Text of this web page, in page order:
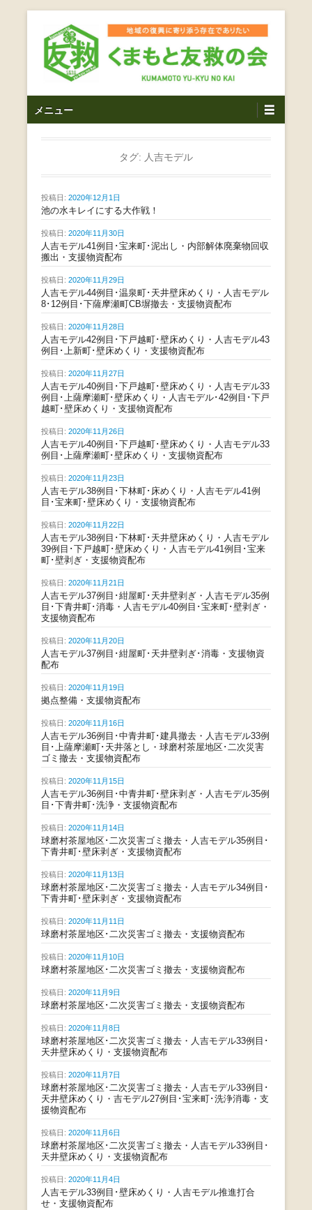
ス
くまもと友救の会｜地域
の復興に寄り添う存在で
ありたい｜熊本県上益城
ィア
し代表松岡亮太を中心に、熊本地震発生直後から被災者の
復興・生活再建を目的に活動しているボランティア団体で
イ
メニュー
タグ: 人吉モデル
投稿日: 2020年12月1日
池の水キレイにする大作戦！
投稿日: 2020年11月30日
人吉モデル41例目･宝来町･泥出し・内部解体廃棄物回収
搬出・支援物資配布
投稿日: 2020年11月29日
人吉モデル44例目･温泉町･天井壁床めくり・人吉モデル
8･12例目･下薩摩瀬町CB塀撤去・支援物資配布
投稿日: 2020年11月28日
人吉モデル42例目･下戸越町･壁床めくり・人吉モデル43
例目･上新町･壁床めくり・支援物資配布
投稿日: 2020年11月27日
人吉モデル40例目･下戸越町･壁床めくり・人吉モデル33
例目･上薩摩瀬町･壁床めくり・人吉モデル･42例目･下戸
越町･壁床めくり・支援物資配布
投稿日: 2020年11月26日
人吉モデル40例目･下戸越町･壁床めくり・人吉モデル33
例目･上薩摩瀬町･壁床めくり・支援物資配布
投稿日: 2020年11月23日
人吉モデル38例目･下林町･床めくり・人吉モデル41例
目･宝来町･壁床めくり・支援物資配布
投稿日: 2020年11月22日
人吉モデル38例目･下林町･天井壁床めくり・人吉モデル
39例目･下戸越町･壁床めくり・人吉モデル41例目･宝来
町･壁剥ぎ・支援物資配布
投稿日: 2020年11月21日
人吉モデル37例目･紺屋町･天井壁剥ぎ・人吉モデル35例
目･下青井町･消毒・人吉モデル40例目･宝来町･壁剥ぎ・
支援物資配布
投稿日: 2020年11月20日
人吉モデル37例目･紺屋町･天井壁剥ぎ･消毒・支援物資
配布
投稿日: 2020年11月19日
拠点整備・支援物資配布
投稿日: 2020年11月16日
人吉モデル36例目･中青井町･建具撤去・人吉モデル33例
目･上薩摩瀬町･天井落とし・球磨村茶屋地区･二次災害
ゴミ撤去・支援物資配布
投稿日: 2020年11月15日
人吉モデル36例目･中青井町･壁床剥ぎ・人吉モデル35例
目･下青井町･洗浄・支援物資配布
投稿日: 2020年11月14日
球磨村茶屋地区･二次災害ゴミ撤去・人吉モデル35例目･
下青井町･壁床剥ぎ・支援物資配布
投稿日: 2020年11月13日
球磨村茶屋地区･二次災害ゴミ撤去・人吉モデル34例目･
下青井町･壁床剥ぎ・支援物資配布
投稿日: 2020年11月11日
球磨村茶屋地区･二次災害ゴミ撤去・支援物資配布
投稿日: 2020年11月10日
球磨村茶屋地区･二次災害ゴミ撤去・支援物資配布
投稿日: 2020年11月9日
球磨村茶屋地区･二次災害ゴミ撤去・支援物資配布
投稿日: 2020年11月8日
球磨村茶屋地区･二次災害ゴミ撤去・人吉モデル33例目･
天井壁床めくり・支援物資配布
投稿日: 2020年11月7日
球磨村茶屋地区･二次災害ゴミ撤去・人吉モデル33例目･
天井壁床めくり・吉モデル27例目･宝来町･洗浄消毒・支
援物資配布
投稿日: 2020年11月6日
球磨村茶屋地区･二次災害ゴミ撤去・人吉モデル33例目･
天井壁床めくり・支援物資配布
投稿日: 2020年11月4日
人吉モデル33例目･壁床めくり・人吉モデル推進打合
せ・支援物資配布